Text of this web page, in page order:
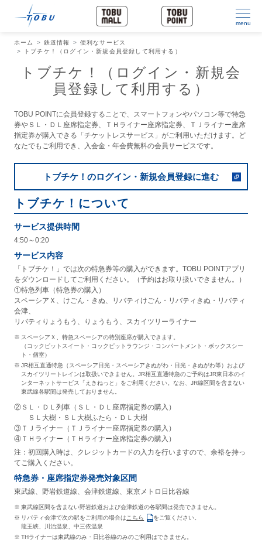
menu
ホーム 鉄道情報
便利なサービス
トブチケ！（ログイン・新規会員登録して利用する）
トブチケ！（ログイン・新規会
員登録して利用する）
TOBU POINTに会員登録することで、スマートフォンやパソコン等で特急
券やＳＬ・ＤＬ座席指定券、ＴＨライナー座席指定券、ＴＪライナー座席
指定券が購入できる「チケットレスサービス」がご利用いただけます。ど
なたでもご利用でき、入会金・年会費無料の会員サービスです。
トブチケ！のログイン・新規会員登録に進む
トブチケ！について
サービス提供時間
4:50～0:20
サービス内容
「トブチケ！」では次の特急券等の購入ができます。TOBU POINTアプリ
をダウンロードしてご利用ください。（予約はお取り扱いできません。）
①特急列車（特急券の購入）
スペーシアＸ、けごん・きぬ、リバティけごん・リバティきぬ・リバティ
会津、
リバティりょうもう、りょうもう、スカイツリーライナー
スペーシアＸ、特急スペーシアの特別座席が購入できます。
（コックピットスイート・コックピットラウンジ・コンパートメント・ボックスシー
ト・個室）
JR相互直通特急（スペーシア日光・スペーシアきぬがわ・日光・きぬがわ等）および
スカイツリートレインは取扱いできません。JR相互直通特急のご予約はJR東日本のイ
ンターネットサービス「えきねっと」をご利用ください。なお、JR線区間を含まない
東武線各駅間は発売しておりません。
②ＳＬ・ＤＬ列車（ＳＬ・ＤＬ座席指定券の購入）
ＳＬ大樹・ＳＬ大樹ふたら・ＤＬ大樹
③ＴＪライナー（ＴＪライナー座席指定券の購入）
④ＴＨライナー（ＴＨライナー座席指定券の購入）
注：初回購入時は、クレジットカードの入力を行いますので、余裕を持っ
てご購入ください。
特急券・座席指定券発売対象区間
東武線、野岩鉄道線、会津鉄道線、東京メトロ日比谷線
東武線区間を含まない野岩鉄道および会津鉄道の各駅間は発売できません。
リバティ会津で次の駅をご利用の場合は こちら
をご覧ください。
龍王峡、川治温泉、中三依温泉
THライナーは東武線のみ・日比谷線のみのご利用はできません。